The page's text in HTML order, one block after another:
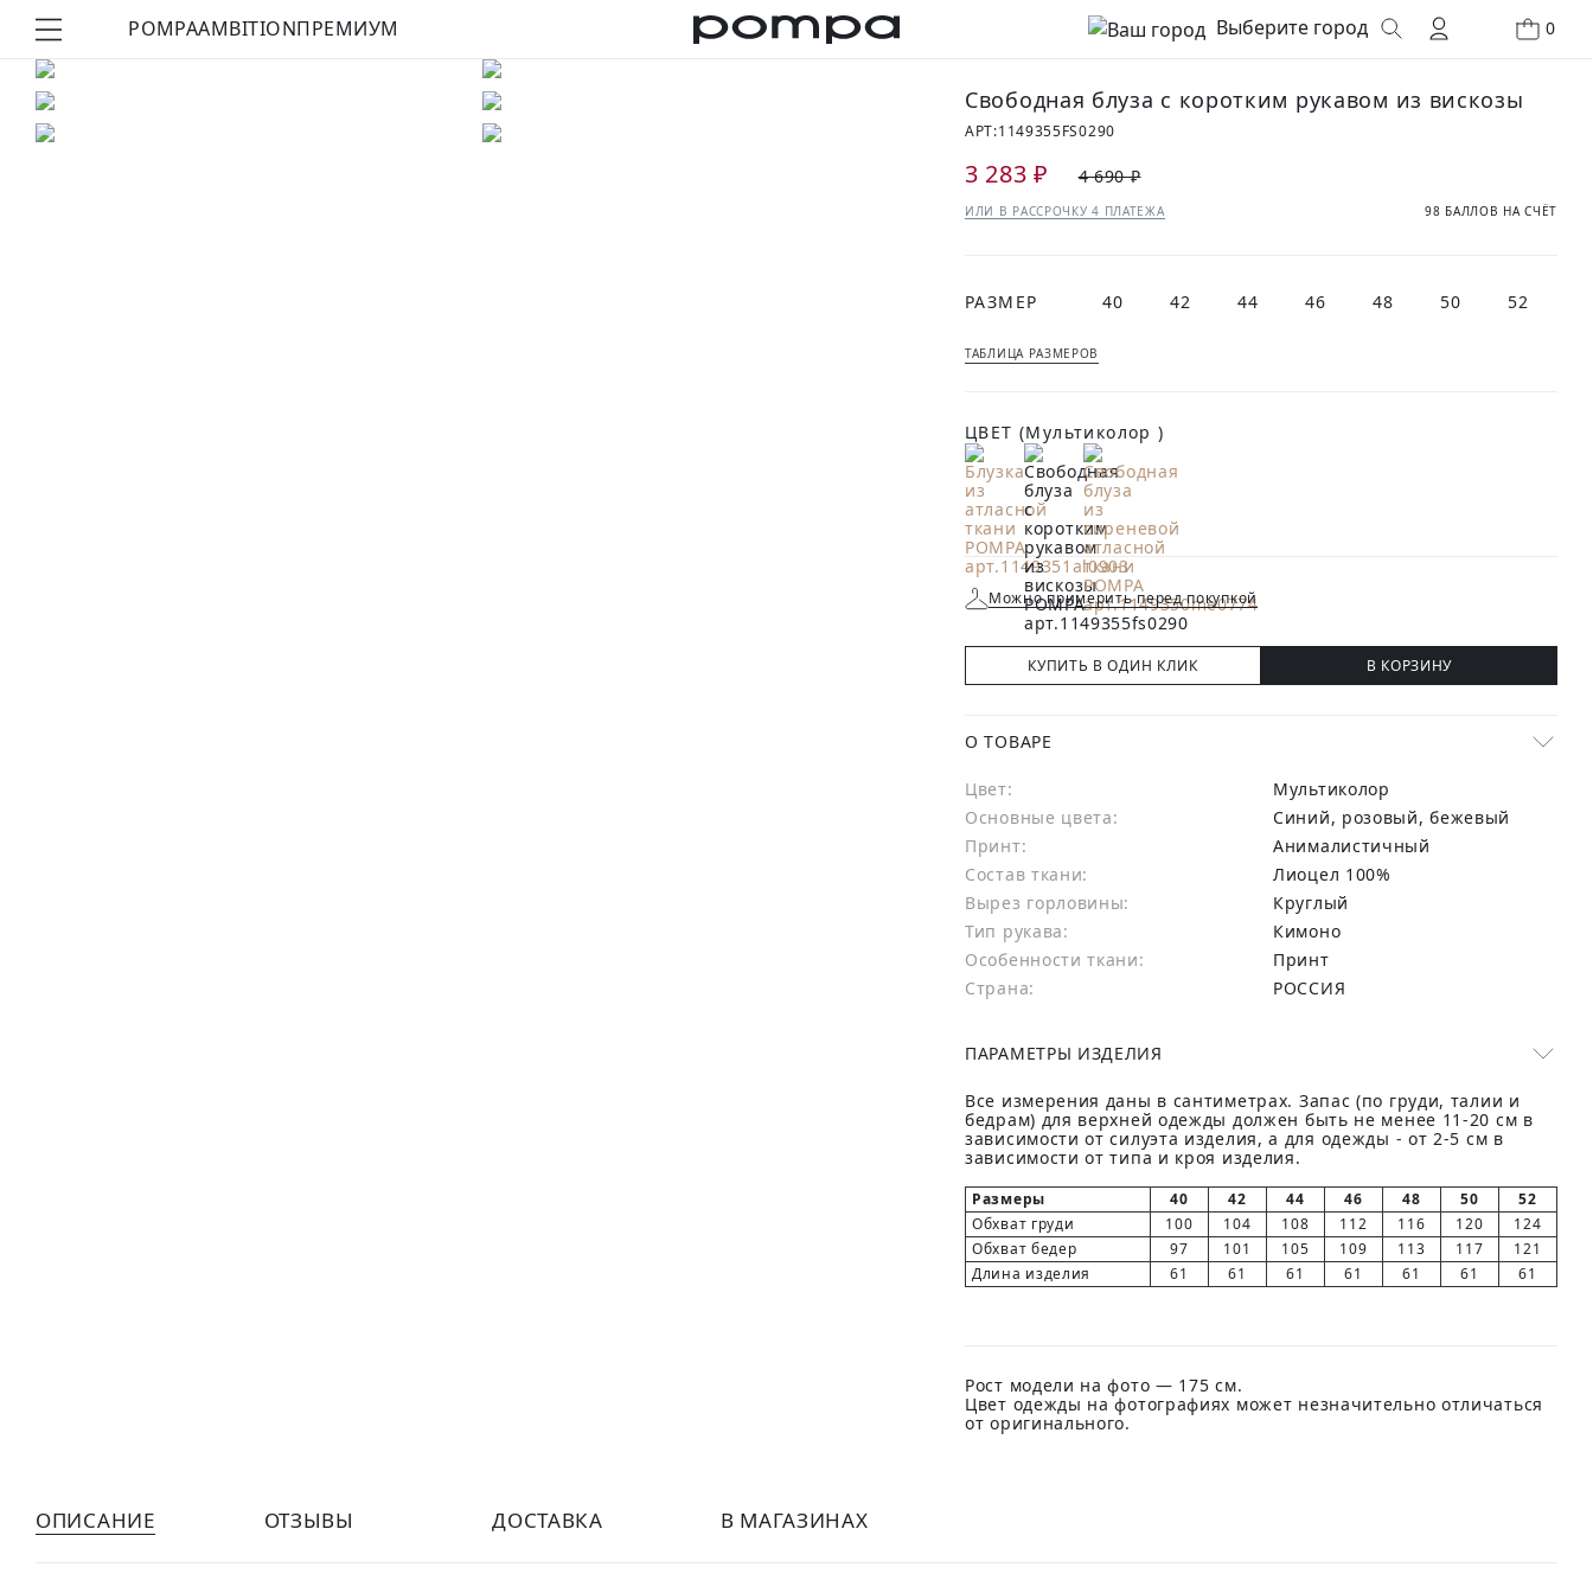
POMPAAMBITIONПРЕМИУМ Выберите город 0
Свободная блуза с коротким рукавом из вискозы
АРТ:1149355FS0290
3 283 ₽ 4 690 ₽
ИЛИ В РАССРОЧКУ 4 ПЛАТЕЖА 98 БАЛЛОВ НА СЧЁТ
РАЗМЕР 40 42 44 46 48 50 52
ТАБЛИЦА РАЗМЕРОВ
ЦВЕТ (Мультиколор )
Можно примерить перед покупкой
КУПИТЬ В ОДИН КЛИК В КОРЗИНУ
О ТОВАРЕ
Цвет:
Мультиколор
Основные цвета:
синий, розовый, бежевый
Принт:
Анималистичный
Состав ткани:
лиоцел 100%
Вырез горловины:
Круглый
Тип рукава:
Кимоно
Особенности ткани:
Принт
Страна:
РОССИЯ
ПАРАМЕТРЫ ИЗДЕЛИЯ
Все измерения даны в сантиметрах. Запас (по груди, талии и
бедрам) для верхней одежды должен быть не менее 11-20 см в
зависимости от силуэта изделия, а для одежды - от 2-5 см в
зависимости от типа и кроя изделия.
Размеры 40 42 44 46 48 50
52
Обхват груди
100 104 108 112 116 120
124
Обхват бедер
97 101 105 109 113 117
121
Длина изделия
61 61 61 61 61 61 61
Рост модели на фото — 175 см.
Цвет одежды на фотографиях может незначительно отличаться
от оригинального.
ОПИСАНИЕ ОТЗЫВЫ ДОСТАВКА В МАГАЗИНАХ